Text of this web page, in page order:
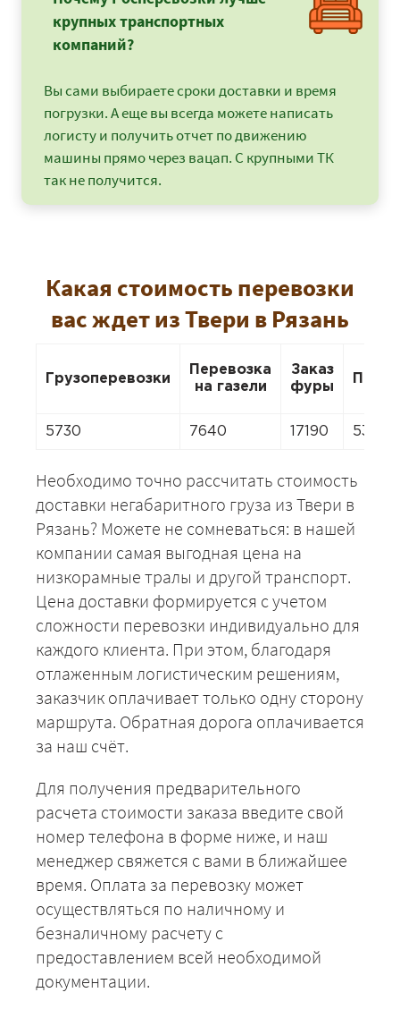
крупных транспортных
компаний?
Вы сами выбираете сроки доставки и время
погрузки. А еще вы всегда можете написать
логисту и получить отчет по движению
машины прямо через вацап. С крупными ТК
так не получится.
Какая стоимость перевозки
вас ждет из Твери в Рязань
Грузоперевозки
Перевозка
на газели
Заказ
фуры
5730 7640 17190 5348
Необходимо точно рассчитать стоимость
доставки негабаритного груза из Твери в
Рязань? Можете не сомневаться: в нашей
компании самая выгодная цена на
низкорамные тралы и другой транспорт.
Цена доставки формируется с учетом
сложности перевозки индивидуально для
каждого клиента. При этом, благодаря
отлаженным логистическим решениям,
заказчик оплачивает только одну сторону
маршрута. Обратная дорога оплачивается
за наш счёт.
Для получения предварительного
расчета стоимости заказа введите свой
номер телефона в форме ниже, и наш
менеджер свяжется с вами в ближайшее
время. Оплата за перевозку может
осуществляться по наличному и
безналичному расчету с
предоставлением всей необходимой
документации.